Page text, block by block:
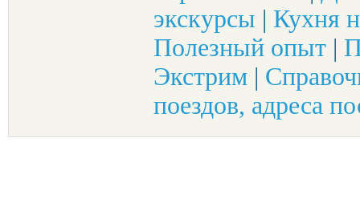
экскурсы | Кухня
Полезный опыт |
Экстрим |
поездов, адреса